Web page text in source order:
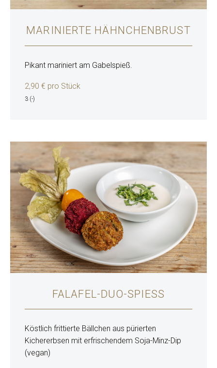
MARINIERTE HÄHNCHENBRUST
Pikant mariniert am Gabelspieß.
2,90 € pro Stück
3 (-)
FALAFEL-DUO-SPIESS
Köstlich frittierte Bällchen aus pürierten
Kichererbsen mit erfrischendem Soja-Minz-Dip
(vegan)